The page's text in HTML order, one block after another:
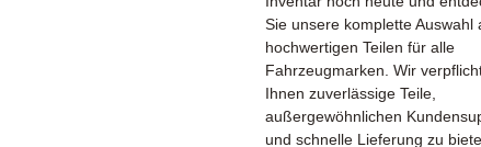
Sie unsere komplette Auswahl
hochwertigen Teilen für alle
Fahrzeugmarken. Wir
Ihnen zuverlässige Teile,
außergewöhnlichen
und schnelle Lieferung zu